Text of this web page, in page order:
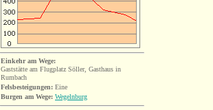
Einkehr am Wege:
Gaststätte am Flugplatz Söller, Gasthaus in
Rumbach
Felsbesteigungen: Eine
Burgen am Wege: Wegelnburg